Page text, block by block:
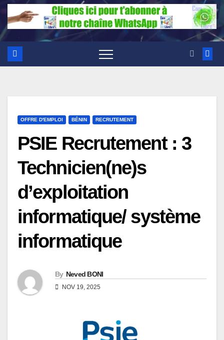
OFFRE D'EMPLOI BÉNIN RECRUTEMENT
PSIE Recrutement : 3
Technicien(ne)s
d’exploitation
informatique/ système
informatique
By Neved BONI
NOV 19, 2025